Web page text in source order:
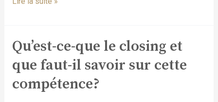
Qu’est-ce-que le closing et
que faut-il savoir sur cette
compétence?
Qu’est-
ce-
que
closing